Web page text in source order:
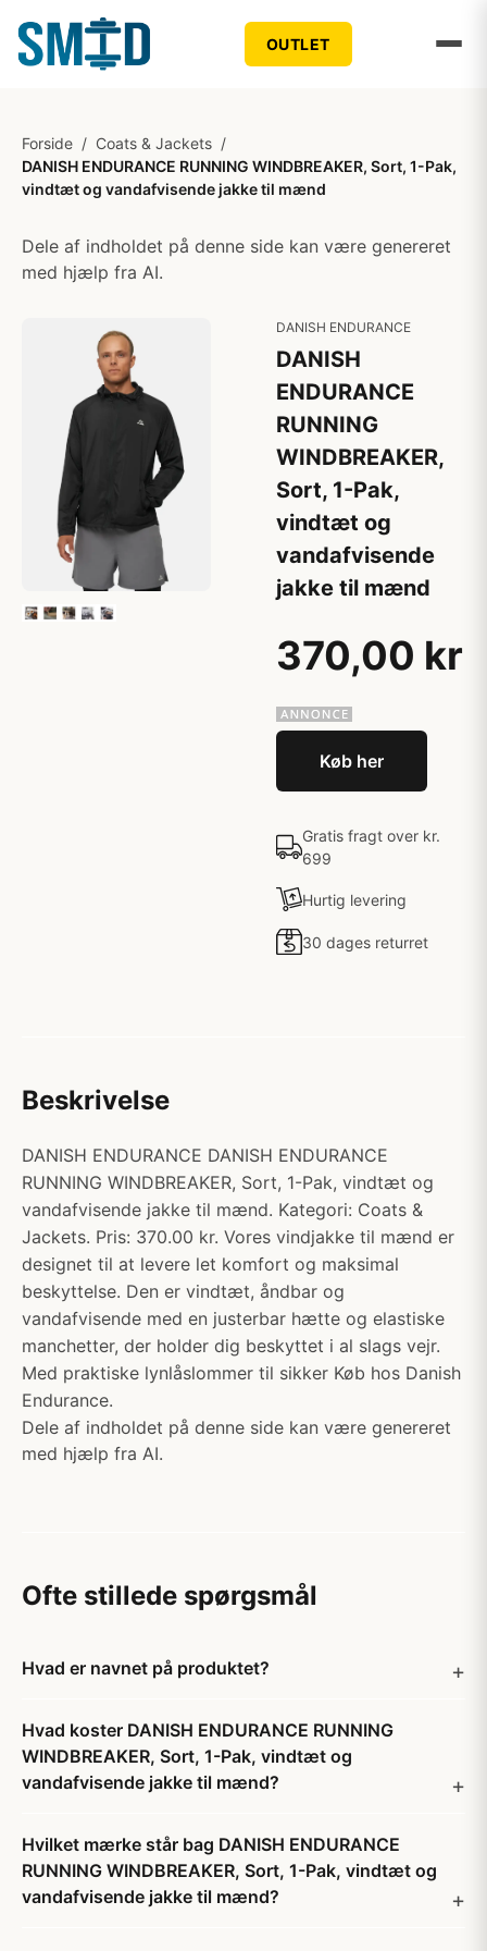
OUTLET
Forside / Coats & Jackets /
DANISH ENDURANCE RUNNING WINDBREAKER, Sort, 1-Pak,
vindtæt og vandafvisende jakke til mænd
Dele af indholdet på denne side kan være genereret
med hjælp fra AI.
DANISH ENDURANCE
DANISH
ENDURANCE
RUNNING
WINDBREAKER,
Sort, 1-Pak,
vindtæt og
vandafvisende
jakke til mænd
370,00 kr
Køb her
Gratis fragt over kr.
699
Hurtig levering
30 dages returret
Beskrivelse
DANISH ENDURANCE DANISH ENDURANCE
RUNNING WINDBREAKER, Sort, 1-Pak, vindtæt og
vandafvisende jakke til mænd. Kategori: Coats &
Jackets. Pris: 370.00 kr. Vores vindjakke til mænd er
designet til at levere let komfort og maksimal
beskyttelse. Den er vindtæt, åndbar og
vandafvisende med en justerbar hætte og elastiske
manchetter, der holder dig beskyttet i al slags vejr.
Med praktiske lynlåslommer til sikker Køb hos Danish
Endurance.
Dele af indholdet på denne side kan være genereret
med hjælp fra AI.
Ofte stillede spørgsmål
Hvad er navnet på produktet?
Hvad koster DANISH ENDURANCE RUNNING
WINDBREAKER, Sort, 1-Pak, vindtæt og
vandafvisende jakke til mænd?
Hvilket mærke står bag DANISH ENDURANCE
RUNNING WINDBREAKER, Sort, 1-Pak, vindtæt og
vandafvisende jakke til mænd?